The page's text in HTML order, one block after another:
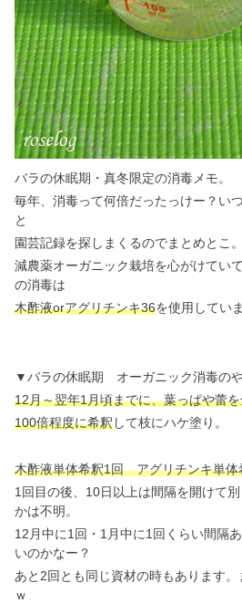
バラの休眠期・真冬限定の消毒メモ。
毎年、消毒って何倍だったっけー？い
と
園芸記録を探しまくるのでまとめとこ。
減農薬オーガニック栽培を心がけてい
の消毒は
木酢液orアグリチンキ36を使用していま
▼バラの休眠期 オーガニック消毒の
12月～翌年1月頃までに、葉っぱや蕾
100倍程度に希釈して枝にハケ塗り。
木酢液単体希釈1回 アグリチンキ単
1回目の後、10日以上は間隔を開けて
かは不明。
12月中に1回・1月中に1回くらい間隔
いのかなー？
あと2回とも同じ資材の時もあります
ｗ